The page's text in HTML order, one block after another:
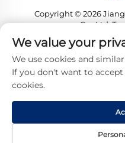
Copyright © 2026
Co., Ltd.
Politique
We value your
We use cookies and
If you don't want to accept
cookies.